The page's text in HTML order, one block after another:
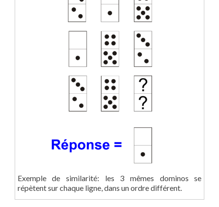
Exemple de similarité: les 3 mêmes dominos se
répètent sur chaque ligne, dans un ordre différent.